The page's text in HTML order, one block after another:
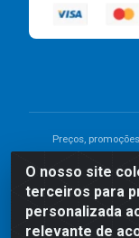
O nosso site
terceiros para
personalizada
relevante de
Preços,
divergência de
exibido no carrinho
As vendas estão